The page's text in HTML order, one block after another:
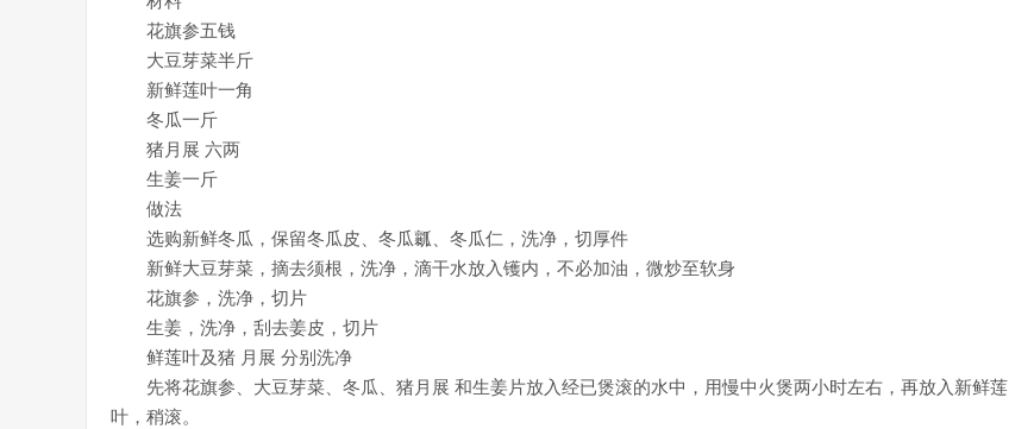
花旗参五钱
大豆芽菜半斤
新鲜莲叶一角
冬瓜一斤
猪月展 六两
生姜一斤
做法
选购新鲜冬瓜，保留冬瓜皮、冬瓜瓤、冬瓜仁，洗净，切厚件
新鲜大豆芽菜，摘去须根，洗净，滴干水放入镬内，不必加油，微炒至软身
花旗参，洗净，切片
生姜，洗净，刮去姜皮，切片
鲜莲叶及猪 月展 分别洗净
先将花旗参、大豆芽菜、冬瓜、猪月展 和生姜片放入经已煲滚的水中，用慢中火煲两小时左右，再放入新鲜莲
叶，稍滚。